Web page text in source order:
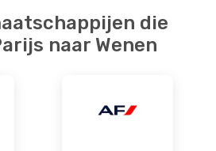
die
naar Wenen